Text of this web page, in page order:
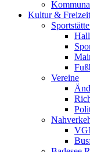
Kultur & Freizeit
Vereine